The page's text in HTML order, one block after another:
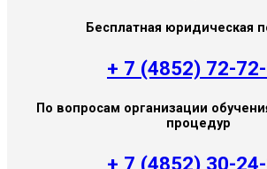
Бесплатная юридическая
+ 7 (4852) 72-
По вопросам организации
процедур
+ 7 (4852) 30-